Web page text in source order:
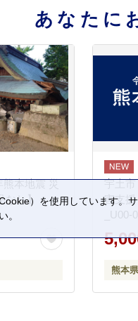
あなたに
熊本地震 災
なし】
宇土
害支
_U00-
熊本
）を使用しています。
。